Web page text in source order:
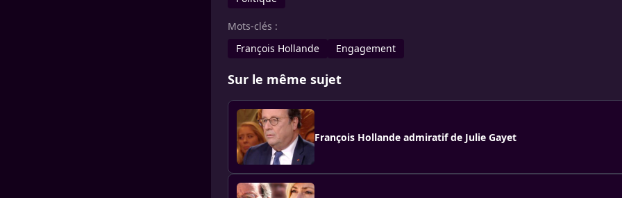
Mots-clés :
François Hollande
Engagement
Sur le même sujet
François Hollande admiratif de Julie Gayet